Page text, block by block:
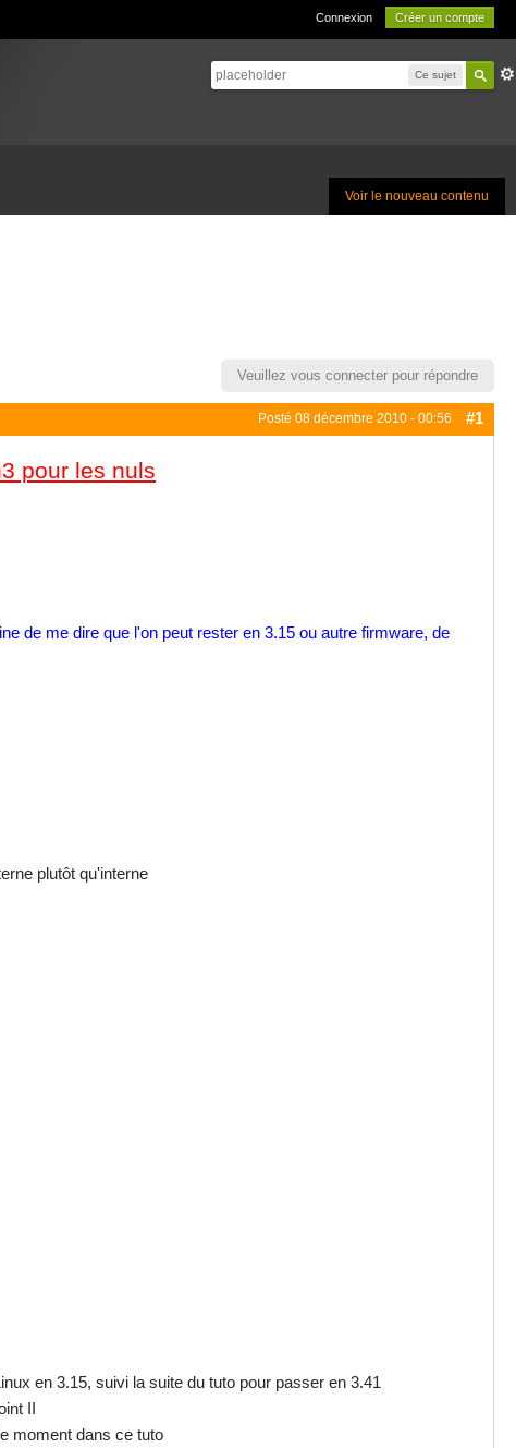
Connexion Créer un compte
Ce sujet
Voir le nouveau contenu
Veuillez vous connecter pour répondre
Posté 08 décembre 2010 - 00:56 #1
pour les nuls
de me dire que l'on peut rester en 3.15 ou autre firmware, de
plutôt qu'interne
en 3.15, suivi la suite du tuto pour passer en 3.41
II
moment dans ce tuto